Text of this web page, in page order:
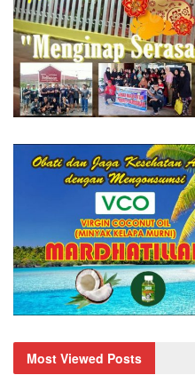
Most Viewed Posts